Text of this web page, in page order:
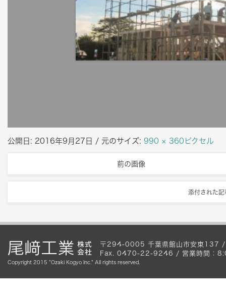
公開日: 2016年9月27日 / 元のサイズ: 990 × 360ピクセル
前の画像
添付された記
〒294-0005 千葉県館山市安東
Fax. 0470-22-9246 / 営業時間：
Copyright 2015 "Ozaki Kogyo Inc." All rights reserved.